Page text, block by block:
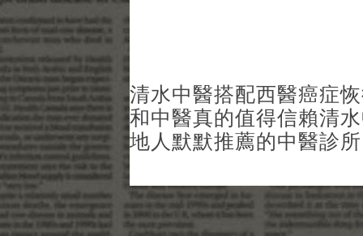
清水中醫搭配西醫癌症
和中醫真的值得信賴清
地人默默推薦的中醫診